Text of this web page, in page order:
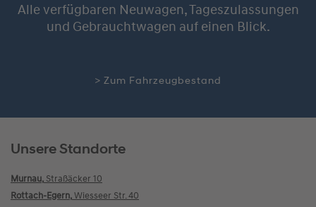
Alle verfügbaren Neuwagen, Tageszulassungen
und Gebrauchtwagen auf einen Blick.
> Zum Fahrzeugbestand
Unsere Standorte
Murnau, Straßäcker 10
Rottach-Egern,Wiesseer Str. 40